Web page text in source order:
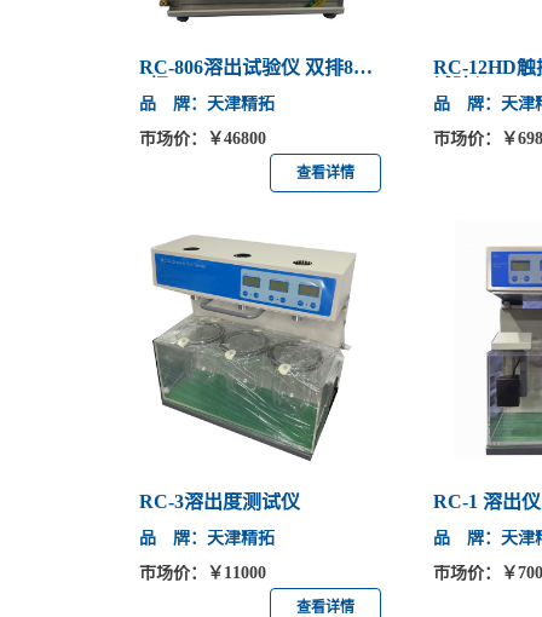
RC-806溶出试验仪 双排8杯
品 牌：天津精拓
市场价：￥46800
查看详情
RC-12HD触
品 牌：天津
市场价：￥
RC-3溶出度测试仪
品 牌：天津精拓
市场价：￥11000
查看详情
RC-1 溶出
品 牌：天津
市场价：￥